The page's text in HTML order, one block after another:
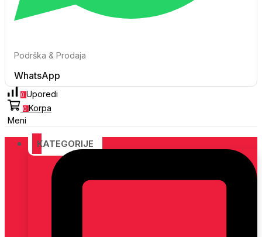
Podrška & Prodaja
WhatsApp
0 Uporedi
0 Korpa
Meni
KATEGORIJE